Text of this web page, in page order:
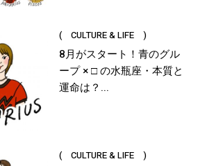
( CULTURE & LIFE )
8月がスタート！青のグル
ープ × □ の水瓶座・本質と
運命は？...
( CULTURE & LIFE )